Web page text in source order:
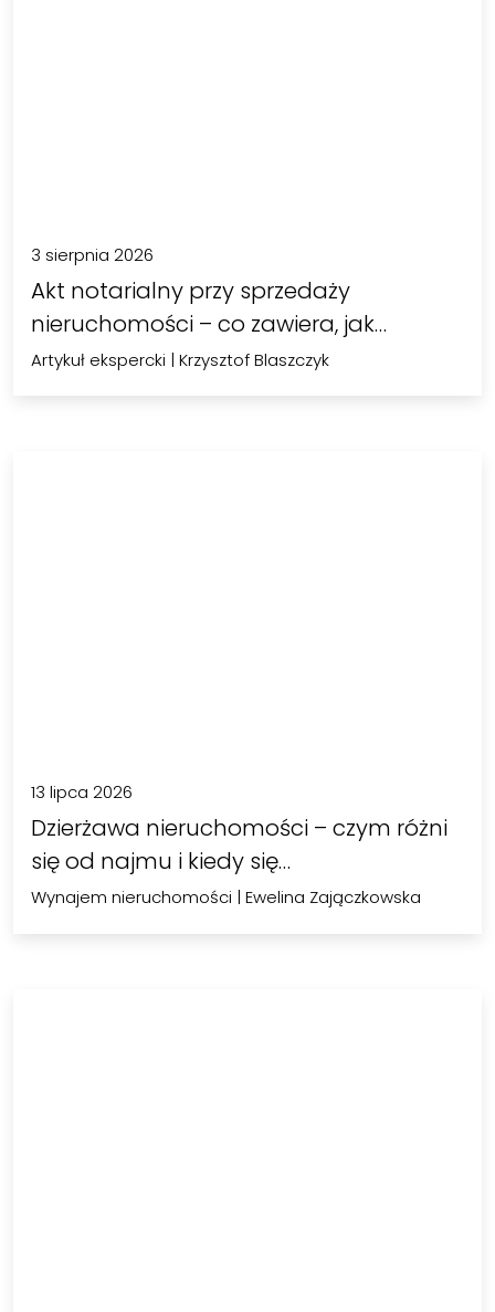
3 sierpnia 2026
Akt notarialny przy sprzedaży
nieruchomości – co zawiera, jak
uzyskać…
Artykuł ekspercki | Krzysztof Blaszczyk
13 lipca 2026
Dzierżawa nieruchomości – czym różni
się od najmu i kiedy się…
Wynajem nieruchomości | Ewelina Zajączkowska